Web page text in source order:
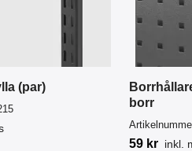
(par)
borr
59 kr inkl.